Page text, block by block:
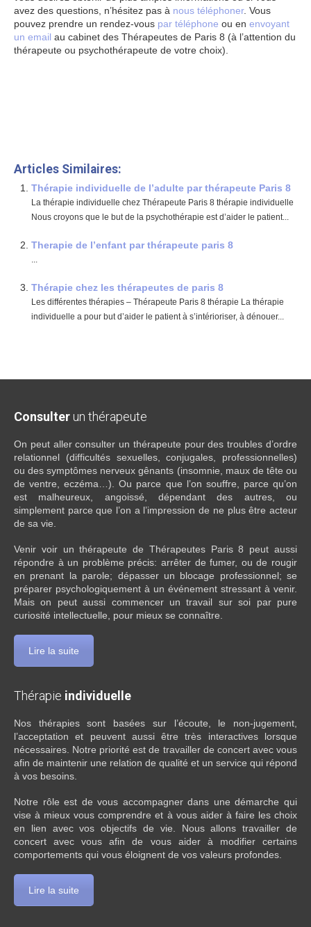
avez des questions, n’hésitez pas à nous téléphoner. Vous
pouvez prendre un rendez-vous par téléphone ou en envoyant
un email au cabinet des Thérapeutes de Paris 8 (à l’attention du
thérapeute ou psychothérapeute de votre choix).
Articles Similaires:
Thérapie individuelle de l’adulte par thérapeute Paris 8
La thérapie individuelle chez Thérapeute Paris 8 thérapie individuelle
Nous croyons que le but de la psychothérapie est d’aider le patient...
Therapie de l’enfant par thérapeute paris 8
...
Thérapie chez les thérapeutes de paris 8
Les différentes thérapies – Thérapeute Paris 8 thérapie La thérapie
individuelle a pour but d’aider le patient à s’intérioriser, à dénouer...
Consulter un thérapeute
On peut aller consulter un thérapeute pour des troubles d’ordre
relationnel (difficultés sexuelles, conjugales, professionnelles)
ou des symptômes nerveux gênants (insomnie, maux de tête ou
de ventre, eczéma…). Ou parce que l’on souffre, parce qu’on
est malheureux, angoissé, dépendant des autres, ou
simplement parce que l’on a l’impression de ne plus être acteur
de sa vie.
Venir voir un thérapeute de Thérapeutes Paris 8 peut aussi
répondre à un problème précis: arrêter de fumer, ou de rougir
en prenant la parole; dépasser un blocage professionnel; se
préparer psychologiquement à un événement stressant à venir.
Mais on peut aussi commencer un travail sur soi par pure
curiosité intellectuelle, pour mieux se connaître.
Lire la suite
Thérapie individuelle
Nos thérapies sont basées sur l’écoute, le non-jugement,
l’acceptation et peuvent aussi être très interactives lorsque
nécessaires. Notre priorité est de travailler de concert avec vous
afin de maintenir une relation de qualité et un service qui répond
à vos besoins.
Notre rôle est de vous accompagner dans une démarche qui
vise à mieux vous comprendre et à vous aider à faire les choix
en lien avec vos objectifs de vie. Nous allons travailler de
concert avec vous afin de vous aider à modifier certains
comportements qui vous éloignent de vos valeurs profondes.
Lire la suite